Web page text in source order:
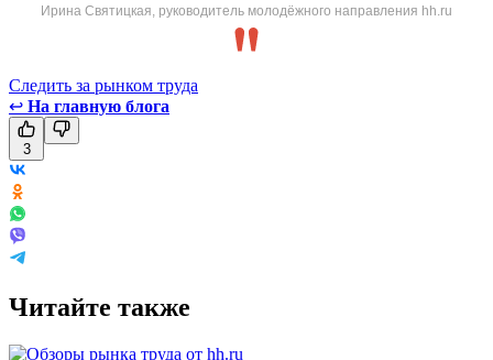
Ирина Святицкая, руководитель молодёжного направления hh.ru
Следить за рынком труда
↩ На главную блога
3
Читайте также